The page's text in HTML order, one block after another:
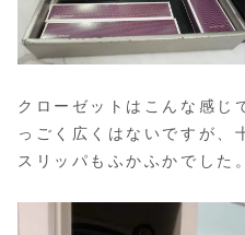
クローゼットはこんな感じ
っごく広くはないですが、
スリッパもふかふかでした。